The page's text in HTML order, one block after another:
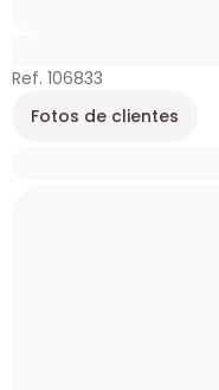
Ref. 106833
Fotos de clientes